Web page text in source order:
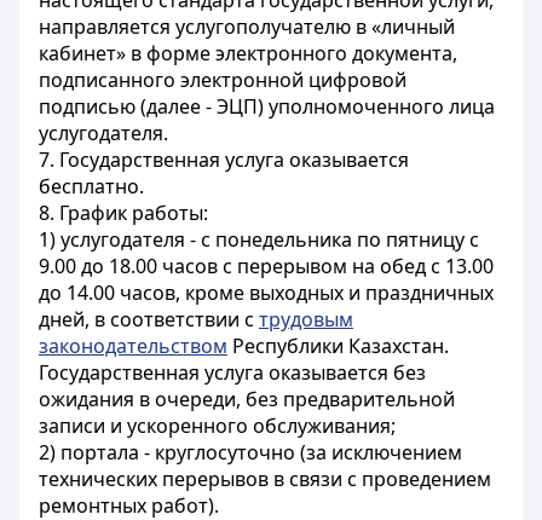
направляется услугополучателю в «личный
кабинет» в форме электронного документа,
подписанного электронной цифровой
подписью (далее - ЭЦП) уполномоченного лица
услугодателя.
7. Государственная услуга оказывается
бесплатно.
8. График работы:
1) услугодателя - с понедельника по пятницу с
9.00 до 18.00 часов с перерывом на обед с 13.00
до 14.00 часов, кроме выходных и праздничных
дней, в соответствии с трудовым
законодательством Республики Казахстан.
Государственная услуга оказывается без
ожидания в очереди, без предварительной
записи и ускоренного обслуживания;
2) портала - круглосуточно (за исключением
технических перерывов в связи с проведением
ремонтных работ).